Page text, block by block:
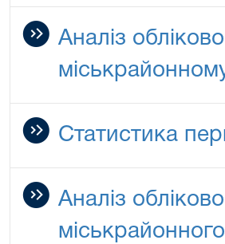
Аналіз
Статистика
Аналіз